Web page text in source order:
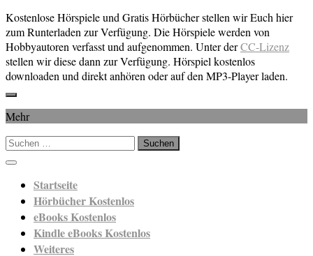
Kostenlose Hörspiele und Gratis Hörbücher stellen wir Euch hier
zum Runterladen zur Verfügung. Die Hörspiele werden von
Hobbyautoren verfasst und aufgenommen. Unter derCC-Lizenz
stellen wir diese dann zur Verfügung. Hörspiel kostenlos
downloaden und direkt anhören oder auf den MP3-Player laden.
Mehr
Suchen
Startseite
Hörbücher Kostenlos
eBooks Kostenlos
Kindle eBooks Kostenlos
Weiteres